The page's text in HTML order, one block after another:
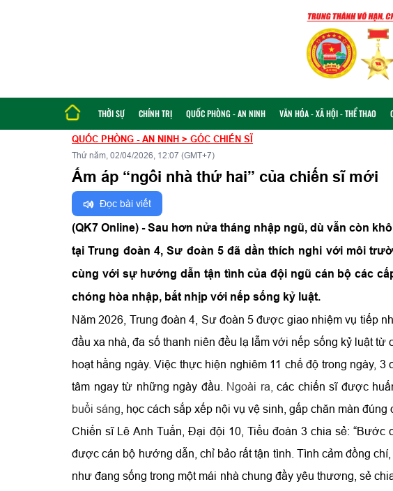
THỜI SỰ CHÍNH TRỊ QUỐC PHÒNG - AN NINH VĂN HÓA - XÃ HỘI - THỂ THAO
QUỐC PHÒNG - AN NINH > GÓC CHIẾN SĨ
Thứ năm, 02/04/2026, 12:07 (GMT+7)
Ấm áp “ngôi nhà thứ hai” của chiến sĩ mới
Đọc bài viết
(QK7 Online) - Sau hơn nửa tháng nhập ngũ, dù vẫn còn
tại Trung đoàn 4, Sư đoàn 5 đã dần thích nghi với môi
cùng với sự hướng dẫn tận tình của đội ngũ cán bộ các
chóng hòa nhập, bắt nhịp với nếp sống kỷ luật.
Năm 2026, Trung đoàn 4, Sư đoàn 5 được giao nhiệm vụ tiếp
đầu xa nhà, đa số thanh niên đều lạ lẫm với nếp sống kỷ luật
hoạt hằng ngày. Việc thực hiện nghiêm 11 chế độ trong ngày, 3
tâm ngay từ những ngày đầu. Ngoài ra, các chiến sĩ được
buổi sáng , học cách sắp xếp nội vụ vệ sinh, gấp chăn màn đúng
Chiến sĩ Lê Anh Tuấn, Đại đội 10, Tiểu đoàn 3 chia sẻ: “Bước
được cán bộ hướng dẫn, chỉ bảo rất tận tình. Tình cảm đồng
như đang sống trong một mái nhà chung đầy yêu thương, sẻ